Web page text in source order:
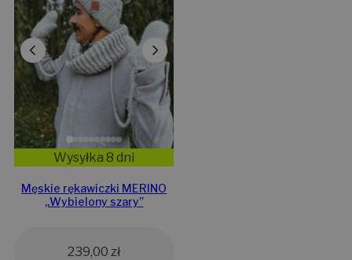
Wysyłka 8 dni
Męskie rękawiczki MERINO
„Wybielony szary”
239,00 zł